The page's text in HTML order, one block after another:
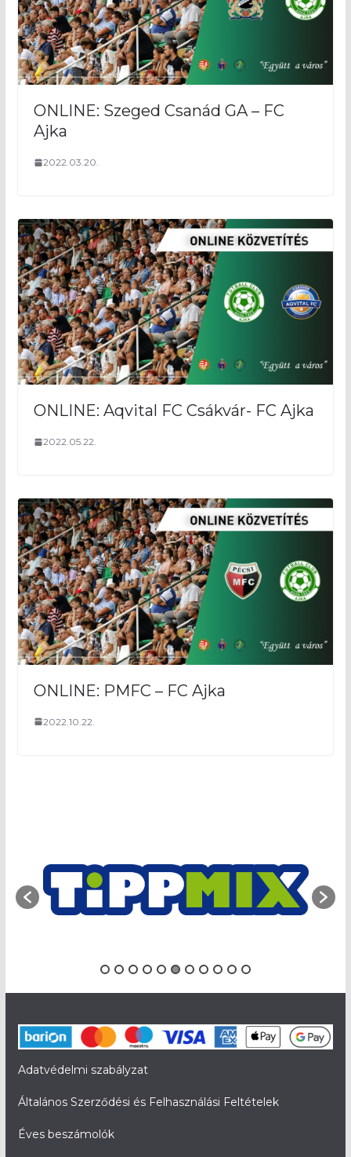
ONLINE: Szeged Csanád GA – FC
Ajka
2022.03.20.
ONLINE: Aqvital FC Csákvár- FC Ajka
2022.05.22.
ONLINE: PMFC – FC Ajka
2022.10.22.
Adatvédelmi szabályzat
Általános Szerződési és Felhasználási Feltételek
Éves beszámolók